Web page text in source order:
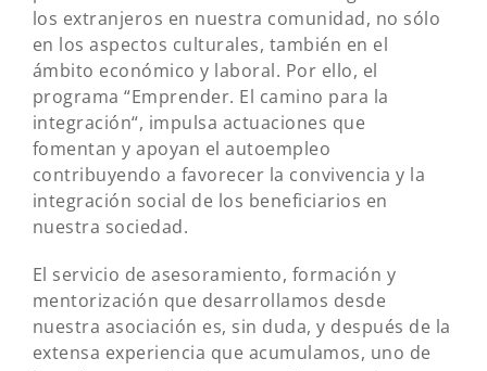
los extranjeros en nuestra comunidad, no sólo
en los aspectos culturales, también en el
ámbito económico y laboral. Por ello, el
programa “Emprender. El camino para la
integración“, impulsa actuaciones que
fomentan y apoyan el autoempleo
contribuyendo a favorecer la convivencia y la
integración social de los beneficiarios en
nuestra sociedad.
El servicio de asesoramiento, formación y
mentorización que desarrollamos desde
nuestra asociación es, sin duda, y después de la
extensa experiencia que acumulamos, uno de